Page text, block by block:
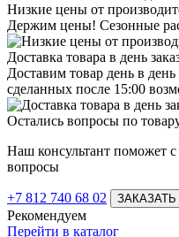
Низкие цены от
Держим цены! Сезонные
Доставка товара в день
Доставим товар день в день
сделанных после 15:00
Остались вопросы по
Наш консультант поможет
вопросы
+7 812 740 68 02
Рекомендуем
Перейти в каталог